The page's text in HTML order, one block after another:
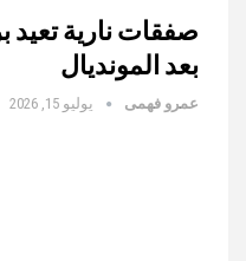
صفقات نارية تعيد
بعد المونديال
عمرو فهمى يوليو 15, 2026